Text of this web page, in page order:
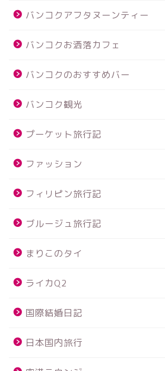
バンコクアフタヌーンティー
バンコクお洒落カフェ
バンコクのおすすめバー
バンコク観光
プーケット旅行記
ファッション
フィリピン旅行記
ブルージュ旅行記
まりこのタイ
ライカQ2
国際結婚日記
日本国内旅行